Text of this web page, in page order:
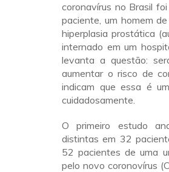
coronavírus no Brasil
paciente, um homem
hiperplasia prostática
internado em um
levanta a questão:
aumentar o risco de
indicam que essa é
cuidadosamente.
O primeiro estudo
distintas em 32
52 pacientes de uma
pelo novo coronovírus